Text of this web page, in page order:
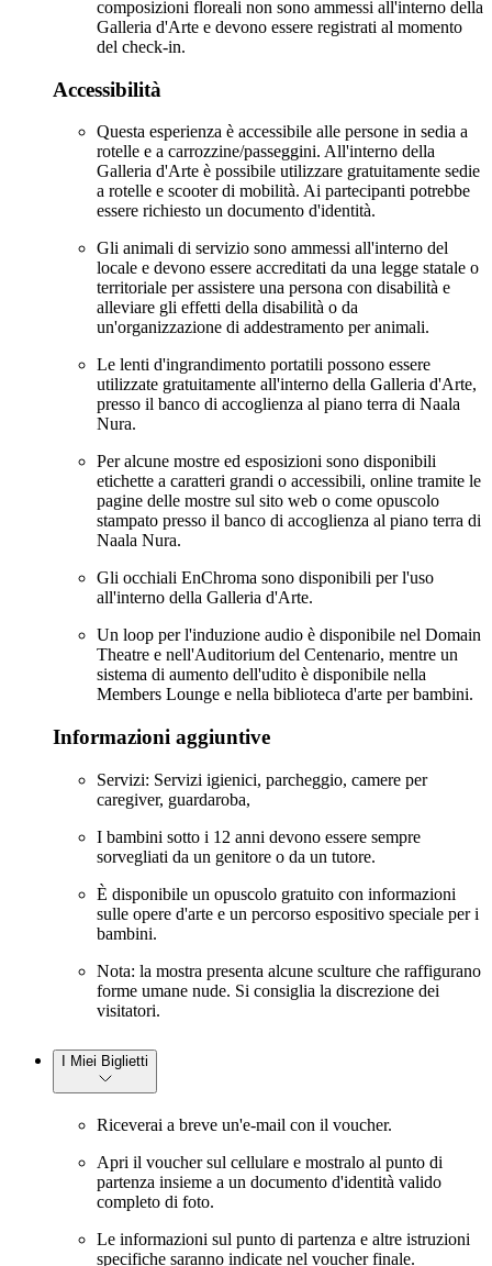
composizioni floreali non sono ammessi all'interno della
Galleria d'Arte e devono essere registrati al momento
del check-in.
Accessibilità
Questa esperienza è accessibile alle persone in sedia a
rotelle e a carrozzine/passeggini. All'interno della
Galleria d'Arte è possibile utilizzare gratuitamente sedie
a rotelle e scooter di mobilità. Ai partecipanti potrebbe
essere richiesto un documento d'identità.
Gli animali di servizio sono ammessi all'interno del
locale e devono essere accreditati da una legge statale o
territoriale per assistere una persona con disabilità e
alleviare gli effetti della disabilità o da
un'organizzazione di addestramento per animali.
Le lenti d'ingrandimento portatili possono essere
utilizzate gratuitamente all'interno della Galleria d'Arte,
presso il banco di accoglienza al piano terra di Naala
Nura.
Per alcune mostre ed esposizioni sono disponibili
etichette a caratteri grandi o accessibili, online tramite le
pagine delle mostre sul sito web o come opuscolo
stampato presso il banco di accoglienza al piano terra di
Naala Nura.
Gli occhiali EnChroma sono disponibili per l'uso
all'interno della Galleria d'Arte.
Un loop per l'induzione audio è disponibile nel Domain
Theatre e nell'Auditorium del Centenario, mentre un
sistema di aumento dell'udito è disponibile nella
Members Lounge e nella biblioteca d'arte per bambini.
Informazioni aggiuntive
Servizi: Servizi igienici, parcheggio, camere per
caregiver, guardaroba,
I bambini sotto i 12 anni devono essere sempre
sorvegliati da un genitore o da un tutore.
È disponibile un opuscolo gratuito con informazioni
sulle opere d'arte e un percorso espositivo speciale per i
bambini.
Nota: la mostra presenta alcune sculture che raffigurano
forme umane nude. Si consiglia la discrezione dei
visitatori.
I Miei Biglietti
Riceverai a breve un'e-mail con il voucher.
Apri il voucher sul cellulare e mostralo al punto di
partenza insieme a un documento d'identità valido
completo di foto.
Le informazioni sul punto di partenza e altre istruzioni
specifiche saranno indicate nel voucher finale.